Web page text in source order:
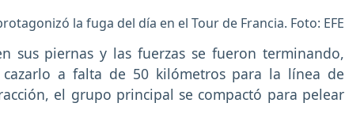
la fuga del día en el Tour de Francia. Foto: EFE
sus piernas y las fuerzas se fueron terminando,
a falta de 50 kilómetros para la línea de
el grupo principal se compactó para pelear